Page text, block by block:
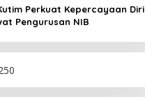
Perkuat Kepercayaan Diri
Pengurusan NIB